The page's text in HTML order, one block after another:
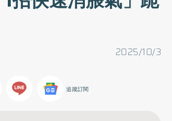
2025/10/3
追蹤訂閱